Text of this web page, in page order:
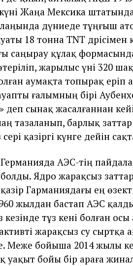
Жаңа Мексика
дүниеде тұңғыш
18 тонна TNT
саңырау құлақ
жарылыс үні 320
аумақта топырақ еріп
ғалымның бірі
сынақ жасалғаннан
тазаланып, барлық
қазіргі күнге дейін
Германияда АЭС-тің
болды. Ядро жарақсыз
қазір Гарманиядағы ең
жылдан бастап АЭС
тұз кені болған
жарақсыз су сыртқа
Меже бойыша 2014 жылы
уақыт бойы бір араға